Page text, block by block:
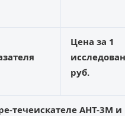
Цена за 1
руб.
течеискателе АНТ-3М и